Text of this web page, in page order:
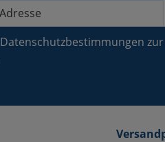
Datenschutzbestimmungen